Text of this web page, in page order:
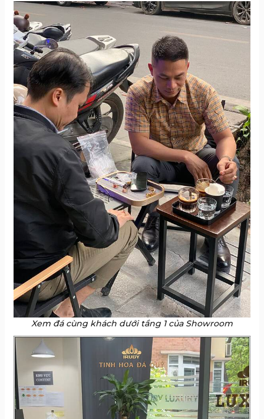
Xem đá cùng khách dưới tầng 1 của Showroom